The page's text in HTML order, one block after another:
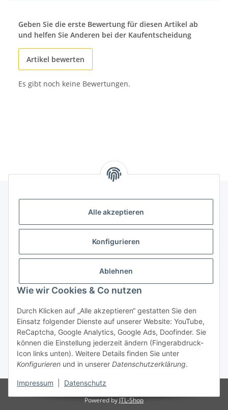
Alle akzeptieren
Konfigurieren
Ablehnen
Wie wir Cookies & Co nutzen
Durch Klicken auf „Alle akzeptieren“ gestatten Sie den
Einsatz folgender Dienste auf unserer Website: YouTube,
ReCaptcha, Google Analytics, Google Ads, Doofinder. Sie
können die Einstellung jederzeit ändern (Fingerabdruck-
Icon links unten). Weitere Details finden Sie unter
Konfigurieren und in unserer Datenschutzerklärung.
Impressum Datenschutz
Geben Sie die erste Bewertung für diesen Artikel ab
und helfen Sie Anderen bei der Kaufentscheidung
Artikel bewerten
Es gibt noch keine Bewertungen.
Widerrufsbutton
* Alle Preise inkl. gesetzlicher USt., zzgl.Versand
Powered byJTL-Shop